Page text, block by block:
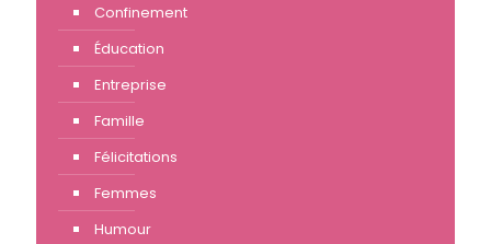
Confinement
Éducation
Entreprise
Famille
Félicitations
Femmes
Humour